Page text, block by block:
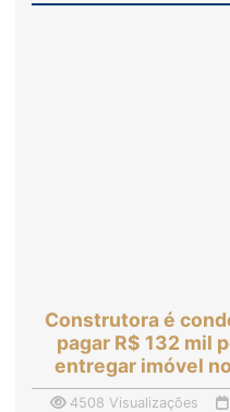
Construtora é
pagar R$ 132 mil
entregar imóvel
4508 Visualizações